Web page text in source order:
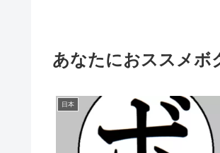
あなたにおススメボ
日本